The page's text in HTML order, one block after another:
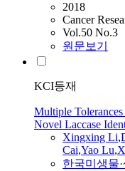
2018
Cancer
Vol.50 No.3
원문보기
KCI등재
Multiple
Novel Laccase
Xingxing Li,
Cai,Yao Lu,
한국미생물